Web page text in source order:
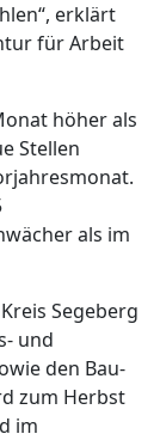
erklärt
für Arbeit
höher als
Stellen
als im
Segeberg
und
den Bau-
zum Herbst
im